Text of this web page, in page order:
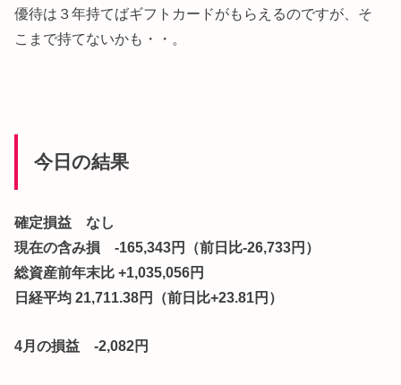
優待は３年持てばギフトカードがもらえるのですが、そ
こまで持てないかも・・。
今日の結果
確定損益 なし
現在の含み損 -165,343円（前日比-26,733円）
総資産前年末比 +1,035,056円
日経平均 21,711.38円（前日比+23.81円）
4月の損益 -2,082円